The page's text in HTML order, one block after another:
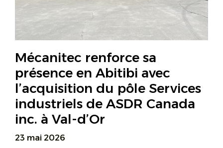
Mécanitec renforce sa
présence en Abitibi avec
l’acquisition du pôle Services
industriels de ASDR Canada
inc. à Val-d’Or
23 mai 2026